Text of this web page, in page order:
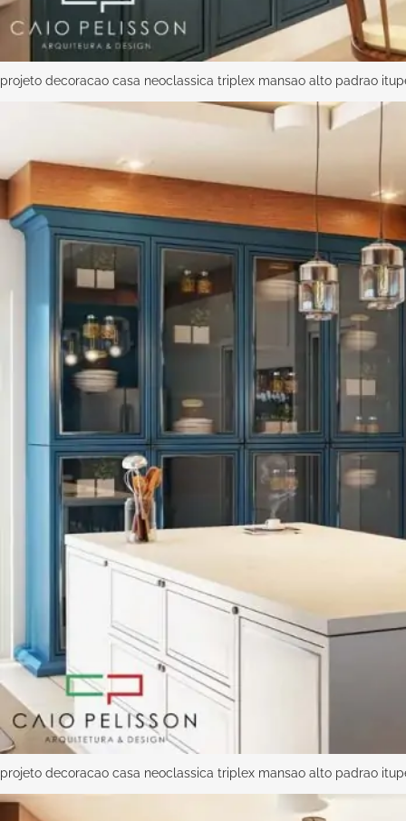
projeto decoracao casa neoclassica triplex mansao alto padrao
projeto decoracao casa neoclassica triplex mansao alto padrao